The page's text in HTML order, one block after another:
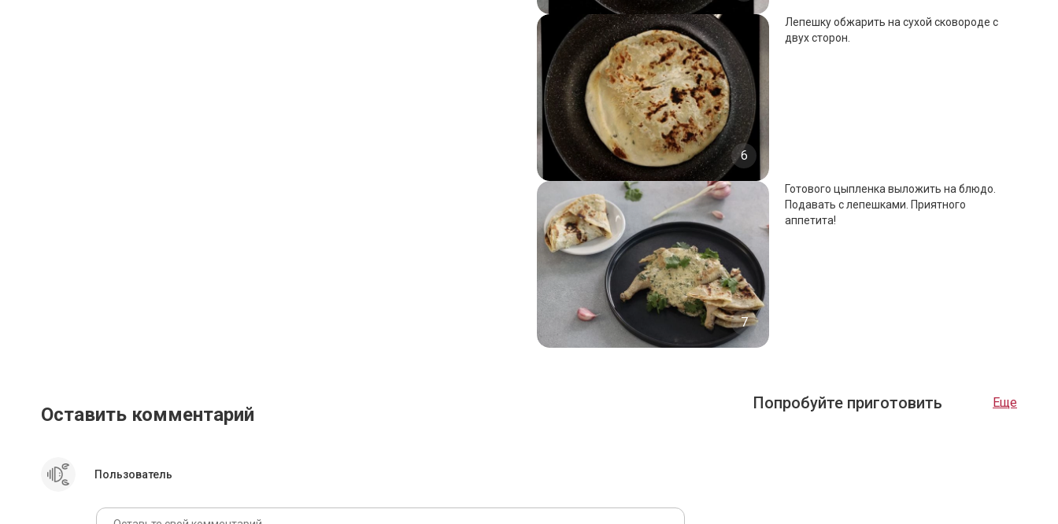
6
Лепешку обжарить на сухой сковороде с
двух сторон.
7
Готового цыпленка выложить на блюдо.
Подавать с лепешками. Приятного
аппетита!
Оставить комментарий
Пользователь
Попробуйте приготовить Еще